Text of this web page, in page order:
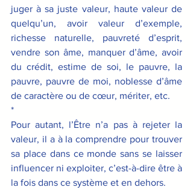
juger à sa juste valeur, haute valeur de
quelqu’un, avoir valeur d’exemple,
richesse naturelle, pauvreté d’esprit,
vendre son âme, manquer d’âme, avoir
du crédit, estime de soi, le pauvre, la
pauvre, pauvre de moi, noblesse d’âme
de caractère ou de cœur, mériter, etc.
*
Pour autant, l’Être n’a pas à rejeter la
valeur, il a à la comprendre pour trouver
sa place dans ce monde sans se laisser
influencer ni exploiter, c’est-à-dire être à
la fois dans ce système et en dehors.